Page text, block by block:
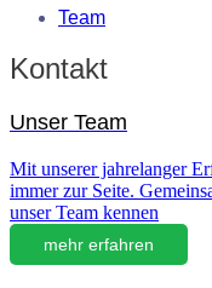
Team
Kontakt
Unser Team
Mit unserer jahrelanger
immer zur Seite.
unser Team kennen
mehr erfahren